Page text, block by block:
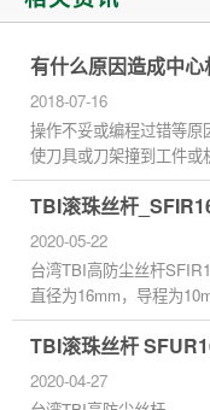
有什么原因造成中心
2018-07-16
操作不妥或编程过错等原
使刀具或刀架撞到工件或
上，轻者会撞坏刀具和被
零件，重者会损坏机床部
机床的加工精度损失，乃
TBI滚珠丝杆
2020-05-22
台湾TBI高防尘丝杆
直径为16mm，导程为
螺母对称安装孔的距离为
研磨滚珠丝杆具有定位精
反向间隙小，噪音低，效
高效率及可...
TBI滚珠丝杆
2020-04-27